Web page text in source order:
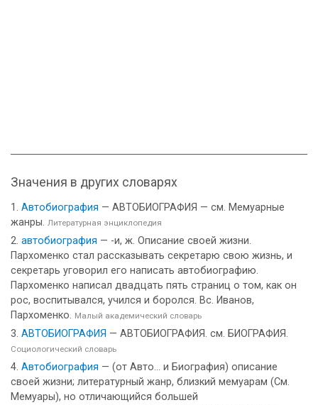
Значения в других словарях
Автобиография — АВТОБИОГРАФИЯ — см. Мемуарные
жанры. Литературная энциклопедия
автобиография — -и, ж. Описание своей жизни.
Пархоменко стал рассказывать секретарю свою жизнь, и
секретарь уговорил его написать автобиографию.
Пархоменко написал двадцать пять страниц о том, как он
рос, воспитывался, учился и боролся. Вс. Иванов,
Пархоменко. Малый академический словарь
АВТОБИОГРАФИЯ — АВТОБИОГРАФИЯ. см. БИОГРАФИЯ.
Социологический словарь
Автобиография — (от Авто... и Биография) описание
своей жизни; литературный жанр, близкий мемуарам (См.
Мемуары), но отличающийся большей